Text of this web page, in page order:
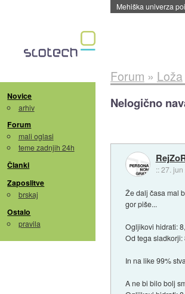
Evropska vesoljska
Novice
arhiv
Forum
mali oglasi
teme zadnjih 24h
Članki
Zaposlitve
brskaj
Ostalo
pravila
Forum » Loža
Nelogično
::27. jun
Že dalj časa mal
gor piše...
Ogljikovi hidrati:
Od tega sladkorji:
In na like 99%
A ne bi bilo bolj